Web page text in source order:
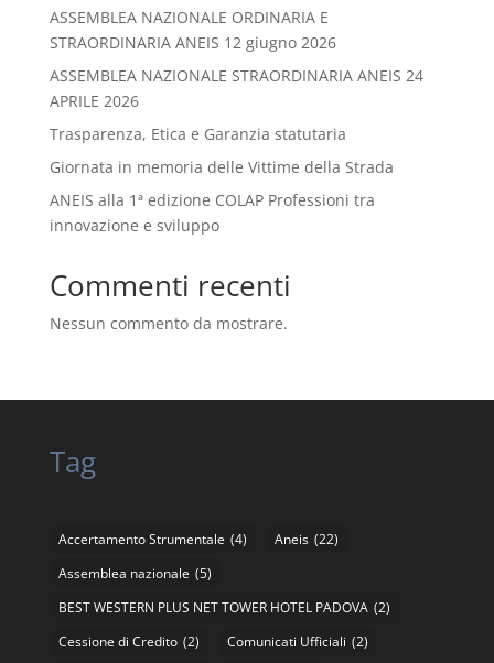
ASSEMBLEA NAZIONALE ORDINARIA E
STRAORDINARIA ANEIS 12 giugno 2026
ASSEMBLEA NAZIONALE STRAORDINARIA ANEIS 24
APRILE 2026
Trasparenza, Etica e Garanzia statutaria
Giornata in memoria delle Vittime della Strada
ANEIS alla 1ª edizione COLAP Professioni tra
innovazione e sviluppo
Commenti recenti
Nessun commento da mostrare.
Tag
Accertamento Strumentale (4) Aneis (22)
Assemblea nazionale (5)
BEST WESTERN PLUS NET TOWER HOTEL PADOVA (2)
Cessione di Credito (2) Comunicati Ufficiali (2)